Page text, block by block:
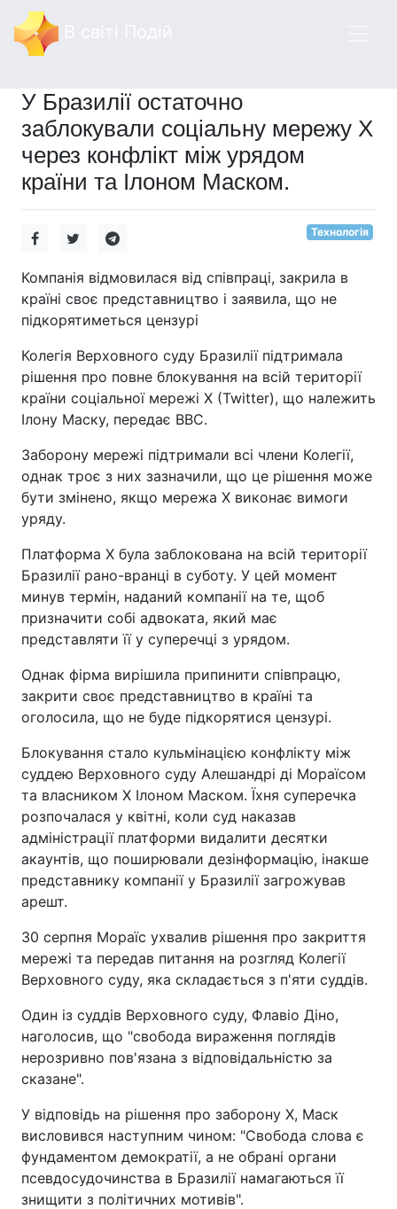
У Бразилії остаточно
заблокували соціальну мережу Х
через конфлікт між урядом
країни та Ілоном Маском.
Технологія
Компанія відмовилася від співпраці, закрила в
країні своє представництво і заявила, що не
підкорятиметься цензурі
Колегія Верховного суду Бразилії підтримала
рішення про повне блокування на всій території
країни соціальної мережі X (Twitter), що належить
Ілону Маску, передає ВВС.
Заборону мережі підтримали всі члени Колегії,
однак троє з них зазначили, що це рішення може
бути змінено, якщо мережа Х виконає вимоги
уряду.
Платформа X була заблокована на всій території
Бразилії рано-вранці в суботу. У цей момент
минув термін, наданий компанії на те, щоб
призначити собі адвоката, який має
представляти її у суперечці з урядом.
Однак фірма вирішила припинити співпрацю,
закрити своє представництво в країні та
оголосила, що не буде підкорятися цензурі.
Блокування стало кульмінацією конфлікту між
суддею Верховного суду Алешандрі ді Мораїсом
та власником X Ілоном Маском. Їхня суперечка
розпочалася у квітні, коли суд наказав
адміністрації платформи видалити десятки
акаунтів, що поширювали дезінформацію, інакше
представнику компанії у Бразилії загрожував
арешт.
30 серпня Мораїс ухвалив рішення про закриття
мережі та передав питання на розгляд Колегії
Верховного суду, яка складається з п'яти суддів.
Один із суддів Верховного суду, Флавіо Діно,
наголосив, що "свобода вираження поглядів
нерозривно пов'язана з відповідальністю за
сказане".
У відповідь на рішення про заборону X, Маск
висловився наступним чином: "Свобода слова є
фундаментом демократії, а не обрані органи
псевдосудочинства в Бразилії намагаються її
знищити з політичних мотивів".